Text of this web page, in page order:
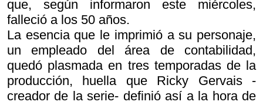
que, según informaron este miércoles,
falleció a los 50 años.
La esencia que le imprimió a su personaje,
un empleado del área de contabilidad,
quedó plasmada en tres temporadas de la
producción, huella que Ricky Gervais -
creador de la serie- definió así a la hora de